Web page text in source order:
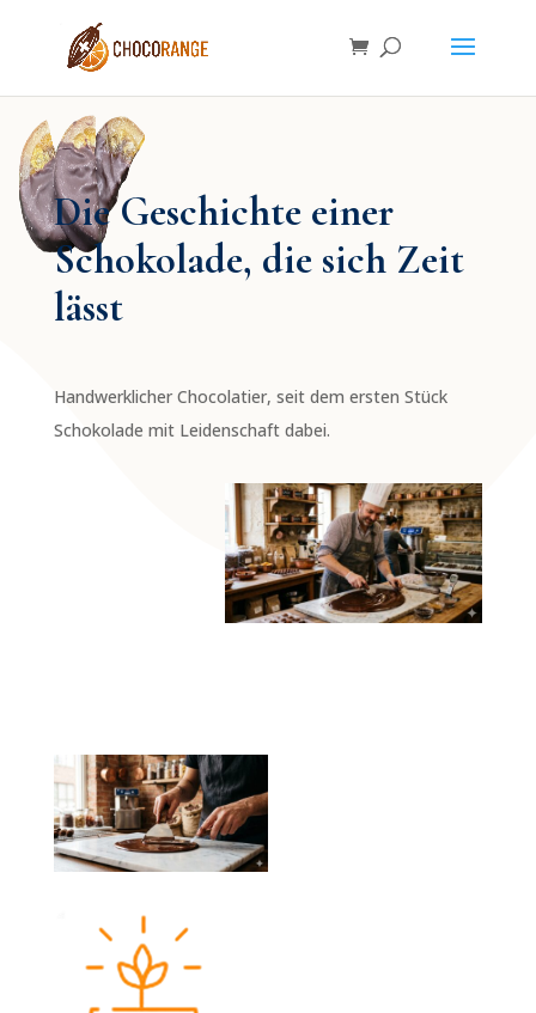
Die Geschichte einer
Schokolade, die sich Zeit
lässt
Handwerklicher Chocolatier, seit dem ersten Stück
Schokolade mit Leidenschaft dabei.